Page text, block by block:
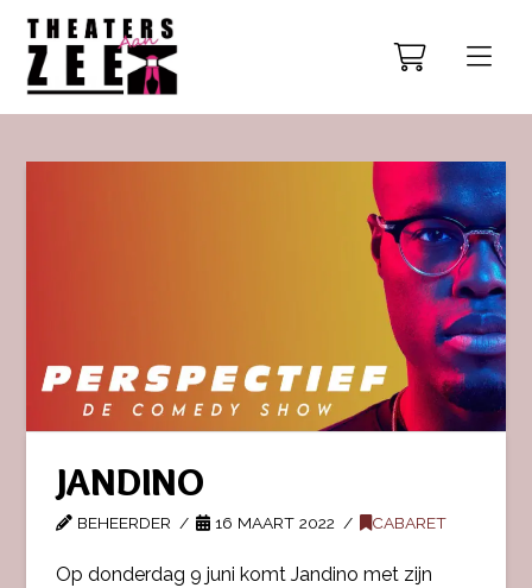
JANDINO
BEHEERDER 16 MAART 2022 CABARET
Op donderdag 9 juni komt Jandino met zijn